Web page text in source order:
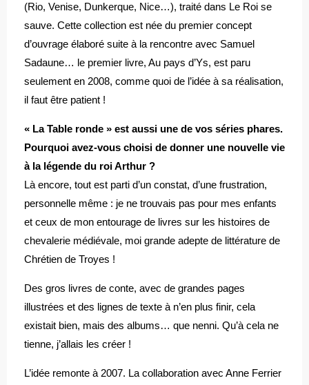
(Rio, Venise, Dunkerque, Nice…), traité dans Le Roi se
sauve. Cette collection est née du premier concept
d’ouvrage élaboré suite à la rencontre avec Samuel
Sadaune… le premier livre, Au pays d’Ys, est paru
seulement en 2008, comme quoi de l’idée à sa réalisation,
il faut être patient !
« La Table ronde » est aussi une de vos séries phares.
Pourquoi avez-vous choisi de donner une nouvelle vie
à la légende du roi Arthur ?
Là encore, tout est parti d’un constat, d’une frustration,
personnelle même : je ne trouvais pas pour mes enfants
et ceux de mon entourage de livres sur les histoires de
chevalerie médiévale, moi grande adepte de littérature de
Chrétien de Troyes !
Des gros livres de conte, avec de grandes pages
illustrées et des lignes de texte à n’en plus finir, cela
existait bien, mais des albums… que nenni. Qu’à cela ne
tienne, j’allais les créer !
L’idée remonte à 2007. La collaboration avec Anne Ferrier